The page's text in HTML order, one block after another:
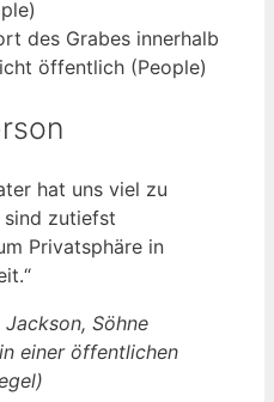
des Grabes innerhalb
öffentlich (People)
hat uns viel zu
sind zutiefst
Privatsphäre in
Söhne
einer öffentlichen